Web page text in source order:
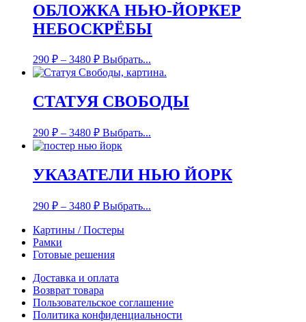
ОБЛОЖКА НЬЮ-ЙОРКЕР
НЕБОСКРЁБЫ
290 ₽ – 3480 ₽ Выбрать...
СТАТУЯ СВОБОДЫ
290 ₽ – 3480 ₽ Выбрать...
УКАЗАТЕЛИ НЬЮ ЙОРК
290 ₽ – 3480 ₽ Выбрать...
Картины / Постеры
Рамки
Готовые решения
Доставка и оплата
Возврат товара
Пользовательское соглашение
Политика конфиденциальности